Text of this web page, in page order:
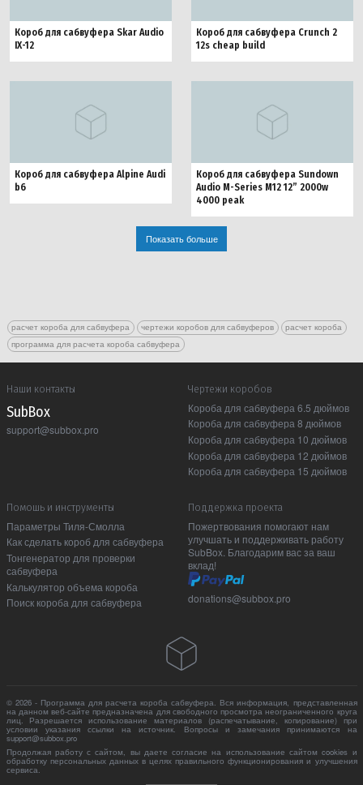
Короб для сабвуфера Skar Audio
IX-12
Короб для сабвуфера Crunch 2
12s cheap build
Короб для сабвуфера Alpine Audi
b6
Короб для сабвуфера Sundown
Audio M-Series M12 12” 2000w
4000 peak
Показать больше
расчет короба для сабвуфера чертежи коробов для сабвуферов
расчет короба
программа для расчета короба сабвуфера
Наши контакты
Sub Box
support@subbox.pro
Чертежи коробов
Короба для сабвуфера 6.5 дюймов
Короба для сабвуфера 8 дюймов
Короба для сабвуфера 10 дюймов
Короба для сабвуфера 12 дюймов
Короба для сабвуфера 15 дюймов
Помошь и инструменты
Параметры Тиля-Смолла
Как сделать короб для сабвуфера
Тонгенератор для проверки
сабвуфера
Калькулятор объема короба
Поиск короба для сабвуфера
Поддержка проекта
Пожертвования помогают нам
улучшать и поддерживать работу
SubBox. Благодарим вас за ваш
вклад!
donations@subbox.pro
© 2026 - Программа для расчета короба сабвуфера. Вся информация, представленная
на данном веб-сайте предназначена для свободного просмотра неограниченного круга
лиц. Разрешается использование материалов (распечатывание, копирование) при
условии указания ссылки на источник. Вопросы и замечания принимаются на
support@subbox.pro
Продолжая работу с сайтом, вы даете согласие на использование сайтом cookies и
обработку персональных данных в целях правильного функционирования и улучшения
сервиса.